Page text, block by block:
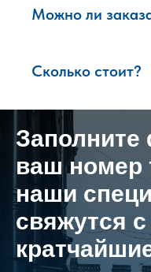
Можно ли
Сколько стоит?
Заполните
ваш номер
наши
свяжутся